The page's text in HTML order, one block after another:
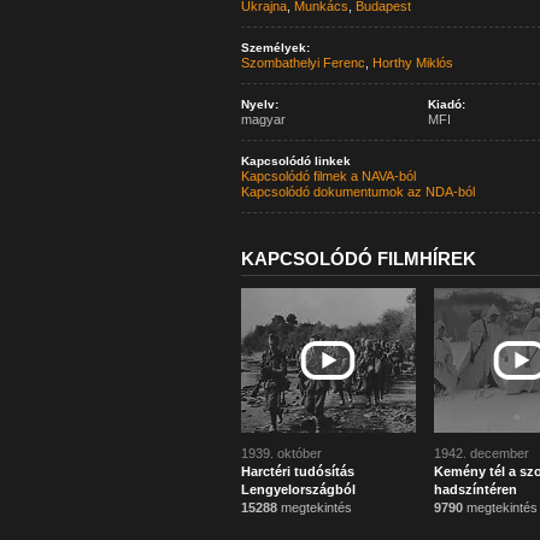
Ukrajna, Munkács Budapest
Személyek:
Szombathelyi Ferenc Horthy Miklós
Nyelv:
magyar
Kiadó:
MFI
Kapcsolódó linkek
Kapcsolódó filmek a NAVA-ból
Kapcsolódó dokumentumok az NDA-ból
KAPCSOLÓDÓ FILMHÍREK
1939. október
Harctéri tudósítás
Lengyelországból
15288megtekintés
1942. december
Kemény tél a
hadszíntéren
9790megtekintés